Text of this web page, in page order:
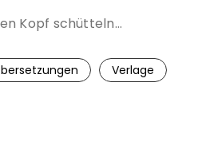
Kopf schütteln…
Verlage